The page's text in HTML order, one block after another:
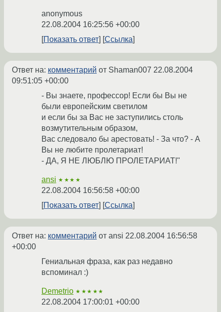
anonymous
22.08.2004 16:25:56 +00:00
Показать ответ
Ссылка
Ответ на: комментарий от Shaman007 22.08.2004
09:51:05 +00:00
- Вы знаете, профессор! Если бы Вы не
были европейским светилом
и если бы за Вас не заступились столь
возмутительным образом,
Вас следовало бы арестовать! - За что? - А
Вы не любите пролетариат!
- ДА, Я НЕ ЛЮБЛЮ ПРОЛЕТАРИАТ!"
ansi ★★★★
22.08.2004 16:56:58 +00:00
Показать ответ
Ссылка
Ответ на: комментарий от ansi 22.08.2004 16:56:58
+00:00
Гениальная фраза, как раз недавно
вспоминал :)
Demetrio ★★★★★
22.08.2004 17:00:01 +00:00